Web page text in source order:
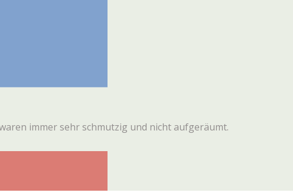
immer sehr schmutzig und nicht aufgeräumt.